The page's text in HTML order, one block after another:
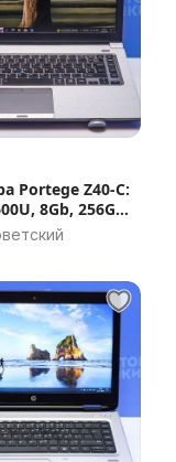
по
расчёту (для
оплаты и при
Халва
Карта
(БПС-
Portege Z40-C:
8Gb, 256Gb